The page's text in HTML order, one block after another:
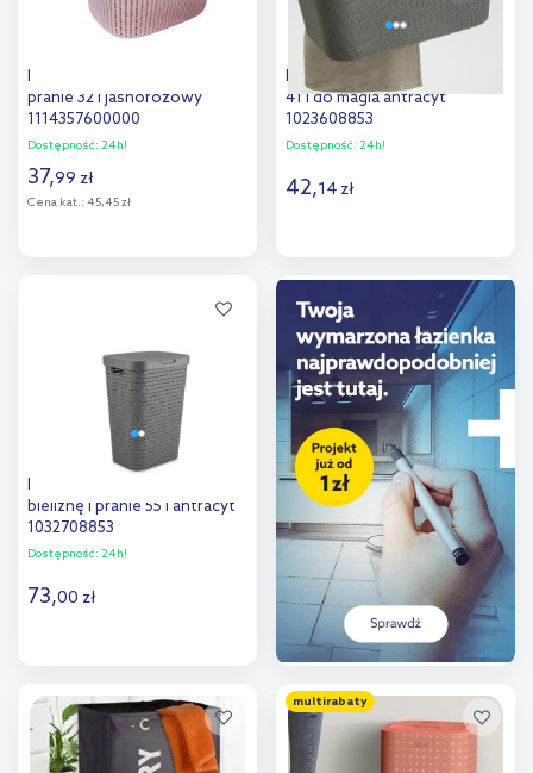
Keeeper Bosse kosz na
pranie 32 l jasnoróżowy
1114357600000
Dostępność: 24h!
37,99 zł
Cena kat.: 45,45 zł
porównania
Rotho Brisen kosz na pranie
41 l do magla antracyt
1023608853
Dostępność: 24h!
42,14 zł
Dodaj do
porównania
Rotho Country kosz na
bieliznę i pranie 55 l antracyt
1032708853
Dostępność: 24h!
73,00 zł
Dodaj do
porównania
multirabaty